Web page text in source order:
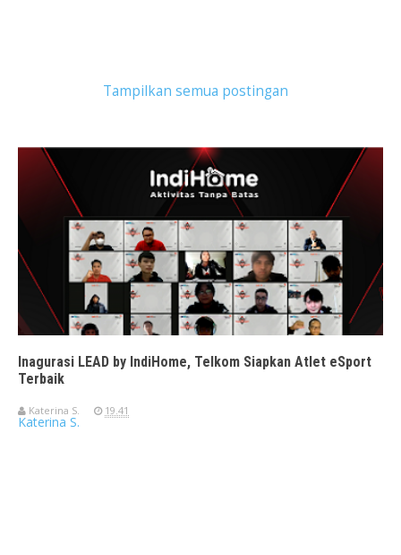
Tampilkan semua postingan
Inagurasi LEAD by IndiHome, Telkom Siapkan Atlet eSport
Terbaik
Katerina S. 19.41
Katerina S.